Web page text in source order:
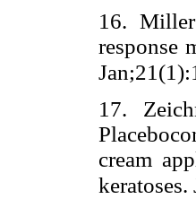
16.
response
17.
cream